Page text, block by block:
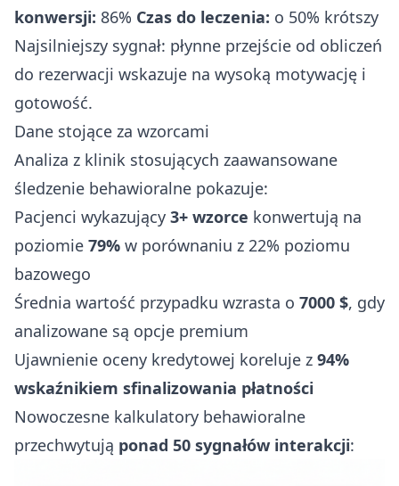
konwersji: 86% Czas do leczenia: o 50% krótszy
Najsilniejszy sygnał: płynne przejście od obliczeń
do rezerwacji wskazuje na wysoką motywację i
gotowość.
Dane stojące za wzorcami
Analiza z klinik stosujących zaawansowane
śledzenie behawioralne pokazuje:
Pacjenci wykazujący 3+ wzorce konwertują na
poziomie 79% w porównaniu z 22% poziomu
bazowego
Średnia wartość przypadku wzrasta o 7000 $, gdy
analizowane są opcje premium
Ujawnienie oceny kredytowej koreluje z 94%
wskaźnikiem sfinalizowania płatności
Nowoczesne kalkulatory behawioralne
przechwytują ponad 50 sygnałów interakcji: